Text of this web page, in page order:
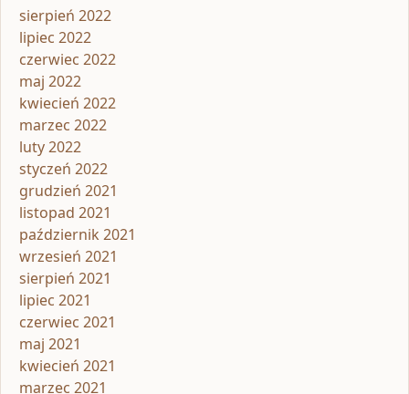
sierpień 2022
lipiec 2022
czerwiec 2022
maj 2022
kwiecień 2022
marzec 2022
luty 2022
styczeń 2022
grudzień 2021
listopad 2021
październik 2021
wrzesień 2021
sierpień 2021
lipiec 2021
czerwiec 2021
maj 2021
kwiecień 2021
marzec 2021